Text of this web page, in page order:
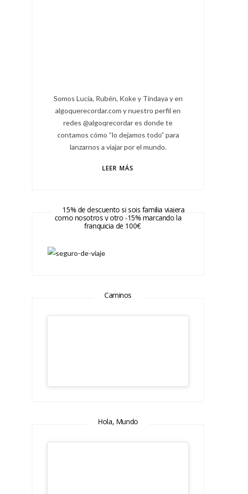
Somos Lucía, Rubén, Koke y Tindaya y en
algoquerecordar.com y nuestro perfil en
redes @algoqrecordar es donde te
contamos cómo “lo dejamos todo” para
lanzarnos a viajar por el mundo.
LEER MÁS
15% de descuento si sois familia viajera
como nosotros y otro -15% marcando la
franquicia de 100€
Caminos
Hola, Mundo